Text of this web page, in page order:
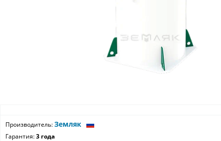
Производитель:Земляк
Гарантия:3 года